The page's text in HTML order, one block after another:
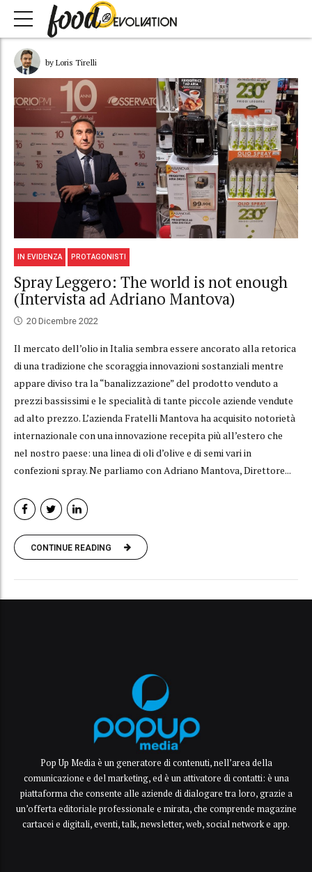
by Loris Tirelli
IN EVIDENZA PROTAGONISTI
Spray Leggero: The world is not enough
(Intervista ad Adriano Mantova)
20 Dicembre 2022
Il mercato dell’olio in Italia sembra essere ancorato alla retorica
di una tradizione che scoraggia innovazioni sostanziali mentre
appare diviso tra la “banalizzazione” del prodotto venduto a
prezzi bassissimi e le specialità di tante piccole aziende vendute
ad alto prezzo. L’azienda Fratelli Mantova ha acquisito notorietà
internazionale con una innovazione recepita più all’estero che
nel nostro paese: una linea di oli d’olive e di semi vari in
confezioni spray. Ne parliamo con Adriano Mantova, Direttore...
CONTINUE READING
Pop Up Media è un generatore di contenuti, nell’area della
comunicazione e del marketing, ed è un attivatore di contatti: è una
piattaforma che consente alle aziende di dialogare tra loro, grazie a
un’offerta editoriale professionale e mirata, che comprende magazine
cartacei e digitali, eventi, talk, newsletter, web, social network e app.